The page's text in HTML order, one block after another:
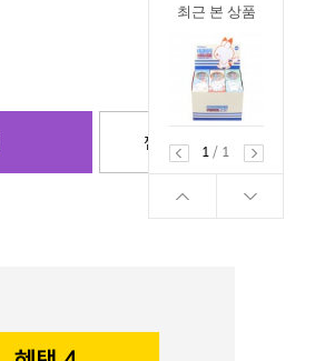
최근 본 상품
1
/ 1
찜하기